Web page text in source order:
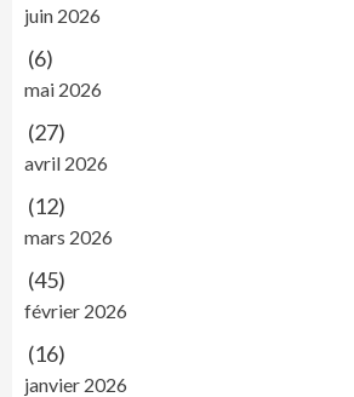
juin 2026
(6)
mai 2026
(27)
avril 2026
(12)
mars 2026
(45)
février 2026
(16)
janvier 2026